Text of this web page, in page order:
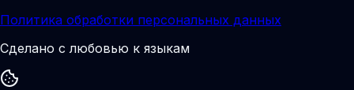
Политика обработки персональных данных
Сделано с любовью к языкам